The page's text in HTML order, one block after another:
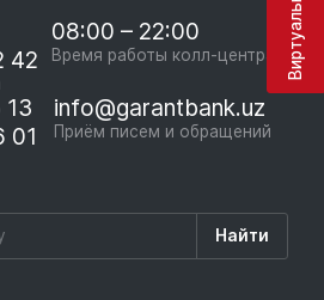
42
08:00 – 22:00
Время работы колл-центра
01
info@garantbank.uz
Приём писем и обращений
Найти